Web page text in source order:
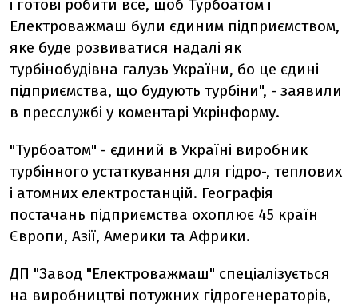
і готові робити все, щоб Турбоатом і
Електроважмаш були єдиним підприємством,
яке буде розвиватися надалі як
турбінобудівна галузь України, бо це єдині
підприємства, що будують турбіни", - заявили
в пресслужбі у коментарі Укрінформу.
"Турбоатом" - єдиний в Україні виробник
турбінного устаткування для гідро-, теплових
і атомних електростанцій. Географія
постачань підприємства охоплює 45 країн
Європи, Азії, Америки та Африки.
ДП "Завод "Електроважмаш" спеціалізується
на виробництві потужних гідрогенераторів,